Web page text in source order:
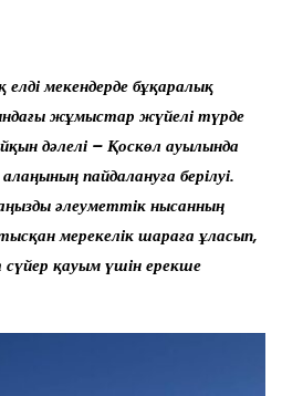
елді мекендерде бұқаралық
жұмыстар жүйелі түрде
дәлелі – Қоскөл ауылында
пайдалануға берілуі.
әлеуметтік нысанның
мерекелік шараға ұласып,
қауым үшін ерекше